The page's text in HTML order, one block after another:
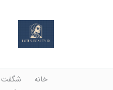
خانه
شگفت